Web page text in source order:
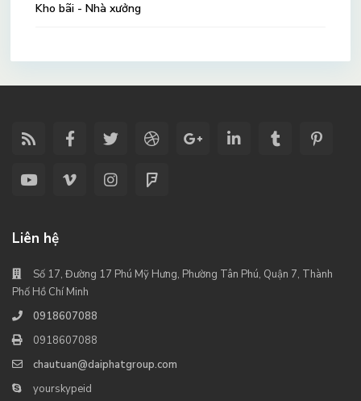
Kho bãi - Nhà xưởng
Liên hệ
Số 17, Đường 17 Phú Mỹ Hưng, Phường Tân Phú, Quận 7, Thành
Phố Hồ Chí Minh
0918607088
0918607088
chautuan@daiphatgroup.com
yourskypeid